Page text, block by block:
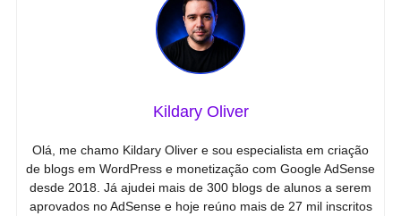
Kildary Oliver
Olá, me chamo Kildary Oliver e sou especialista em criação
de blogs em WordPress e monetização com Google AdSense
desde 2018. Já ajudei mais de 300 blogs de alunos a serem
aprovados no AdSense e hoje reúno mais de 27 mil inscritos